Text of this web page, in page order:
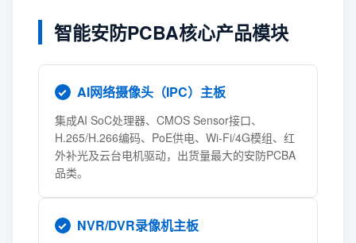
智能安防PCBA核心产品模块
AI网络摄像头（IPC）主板
集成AI SoC处理器、CMOS Sensor接口、
H.265/H.266编码、PoE供电、Wi-Fi/4G模组、红
外补光及云台电机驱动，出货量最大的安防PCBA
品类。
NVR/DVR录像机主板